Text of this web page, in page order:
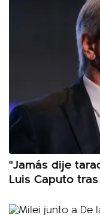
"Jamás dije
Luis Caputo